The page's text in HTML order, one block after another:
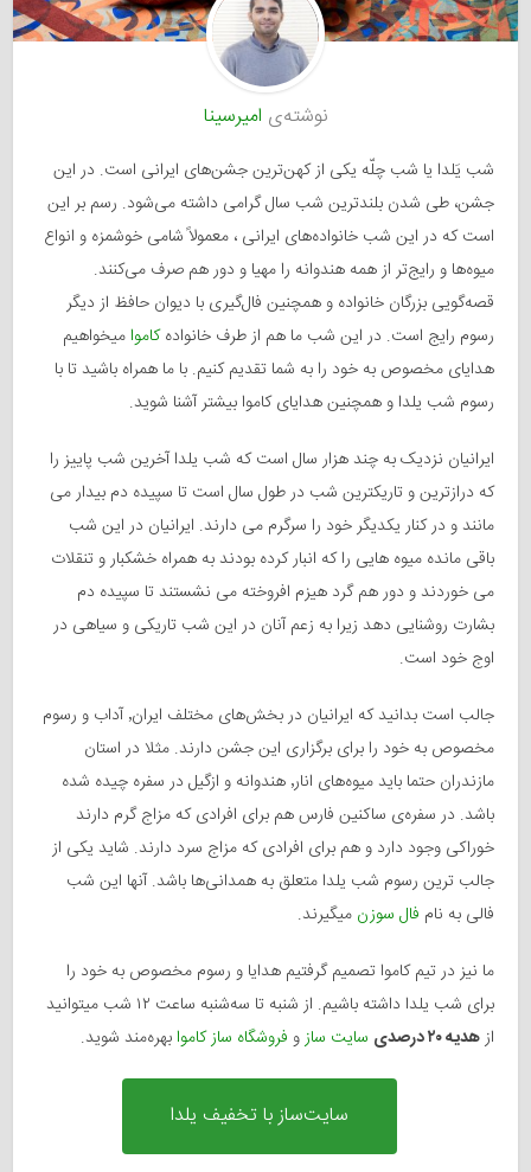
نوشته‌ی امیرسینا
شب یَلدا یا شب چلّه یکی از کهن‌ترین جشن‌های ایرانی است. در این
جشن، طی شدن بلندترین شب سال گرامی داشته می‌شود. رسم بر این
است که در این شب خانواده‌های ایرانی ، معمولاً شامی خوشمزه و انواع
میوه‌ها و رایج‌تر از همه هندوانه را مهیا و دور هم صرف می‌کنند.
قصه‌گویی بزرگان خانواده و همچنین فال‌گیری با دیوان حافظ از دیگر
رسوم رایج است. در این شب ما هم از طرف خانوادهکاموامیخواهیم
هدایای مخصوص به خود را به شما تقدیم کنیم. با ما همراه باشید تا با
رسوم شب یلدا و همچنین هدایای کاموا بیشتر آشنا شوید.
ایرانیان نزدیک به چند هزار سال است که شب یلدا آخرین شب پاییز را
که درازترین و تاریکترین شب در طول سال است تا سپیده دم بیدار می
مانند و در کنار یکدیگر خود را سرگرم می دارند. ایرانیان در این شب
باقی مانده میوه هایی را که انبار کرده بودند به همراه خشکبار و تنقلات
می خوردند و دور هم گرد هیزم افروخته می نشستند تا سپیده دم
بشارت روشنایی دهد زیرا به زعم آنان در این شب تاریکی و سیاهی در
اوج خود است.
جالب است بدانید که ایرانیان در بخش‌های مختلف ایران٬ آداب و رسوم
مخصوص به خود را برای برگزاری این جشن دارند. مثلا در استان
مازندران حتما باید میوه‌های انار٬ هندوانه و ازگیل در سفره چیده شده
باشد. در سفره‌ی ساکنین فارس هم برای افرادی که مزاج گرم دارند
خوراکی وجود دارد و هم برای افرادی که مزاج سرد دارند. شاید یکی از
جالب ترین رسوم شب یلدا متعلق به همدانی‌ها باشد. آنها این شب
فالی به نام فال سوزنمیگیرند.
ما نیز در تیم کاموا تصمیم گرفتیم هدایا و رسوم مخصوص به خود را
برای شب یلدا داشته باشیم. از شنبه تا سه‌شنبه ساعت ۱۲ شب میتوانید
ازهدیه ۲۰ درصدی سایت سازو فروشگاه ساز کاموابهره‌مند شوید.
سایت‌ساز با تخفیف یلدا